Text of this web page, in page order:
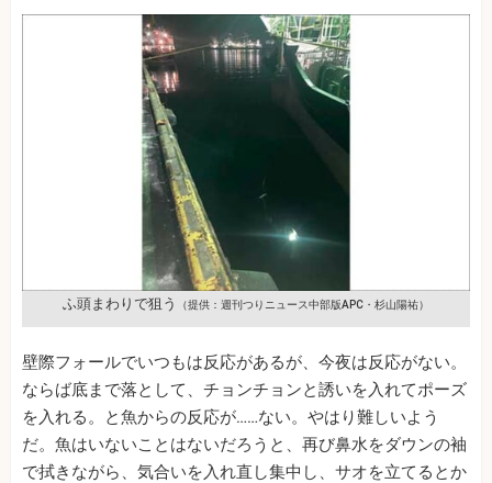
ふ頭まわりで狙う （提供：週刊つりニュース中部版APC・杉山陽祐）
壁際フォールでいつもは反応があるが、今夜は反応がない。
ならば底まで落として、チョンチョンと誘いを入れてポーズ
を入れる。と魚からの反応が……ない。やはり難しいよう
だ。魚はいないことはないだろうと、再び鼻水をダウンの袖
で拭きながら、気合いを入れ直し集中し、サオを立てるとか